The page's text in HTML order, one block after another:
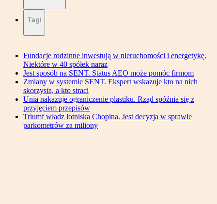
Tagi
Fundacje rodzinne inwestują w nieruchomości i energetykę.
Niektóre w 40 spółek naraz
Jest sposób na SENT. Status AEO może pomóc firmom
Zmiany w systemie SENT. Ekspert wskazuje kto na nich
skorzysta, a kto straci
Unia nakazuje ograniczenie plastiku. Rząd spóźnia się z
przyjęciem przepisów
Triumf władz lotniska Chopina. Jest decyzja w sprawie
parkometrów za miliony